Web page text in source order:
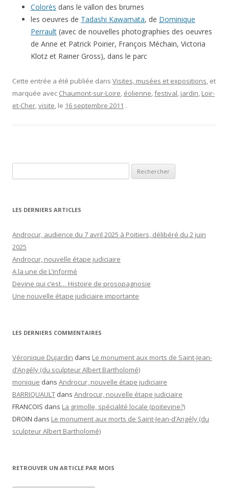
Colorès dans le vallon des brumes
les oeuvres de Tadashi Kawamata, de Dominique
Perrault (avec de nouvelles photographies des oeuvres
de Anne et Patrick Poirier, François Méchain, Victoria
Klotz et Rainer Gross), dans le parc
Cette entrée a été publiée dans Visites, musées et expositions, et
marquée avec Chaumont-sur-Loire, éolienne,festival, jardin, Loir-
et-Cher,visite, le 16 septembre 2011 .
LES DERNIERS ARTICLES
Androcur, audience du 7 avril 2025 à Poitiers, délibéré du 2 juin
2025
Androcur, nouvelle étape judiciaire
A la une de L’informé
Devine qui c’est… Histoire de prosopagnosie
Une nouvelle étape judiciaire importante
LES DERNIERS COMMENTAIRES
Véronique Dujardin dans Le monument aux morts de Saint-Jean-
d’Angély (du sculpteur Albert Bartholomé)
monique dans Androcur, nouvelle étape judiciaire
BARRIQUAULT dans Androcur, nouvelle étape judiciaire
FRANCOIS dans La grimolle, spécialité locale (poitevine?)
DROIN dans Le monument aux morts de Saint-Jean-d’Angély (du
sculpteur Albert Bartholomé)
RETROUVER UN ARTICLE PAR MOIS